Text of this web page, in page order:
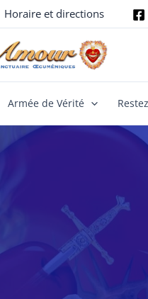
Horaire et directions
Armée de Vérité